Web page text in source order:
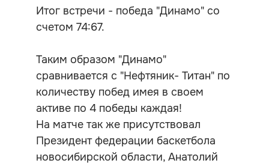
Итог встречи - победа "Динамо" со
счетом 74:67.
Таким образом "Динамо"
сравнивается с "Нефтяник- Титан" по
количеству побед имея в своем
активе по 4 победы каждая!
На матче так же присутствовал
Президент федерации баскетбола
новосибирской области, Анатолий